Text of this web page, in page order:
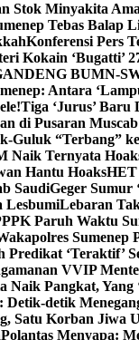
Stok Minyakita
Tebas Balap
Konferensi Pers
Kokain ‘Bugatti’
BUMN-
Antara
Tiga ‘Jurus’
di Pusaran
Guluk “Terbang”
Naik Ternyata
Hantu HoaksHET
SaudiGeger Sumur
LesbumiLebaran
Paruh Waktu
Predikat ‘Teraktif’
VVIP
Pangkat, Yang
detik
Satu Korban Jiwa
Polantas Menyapa: